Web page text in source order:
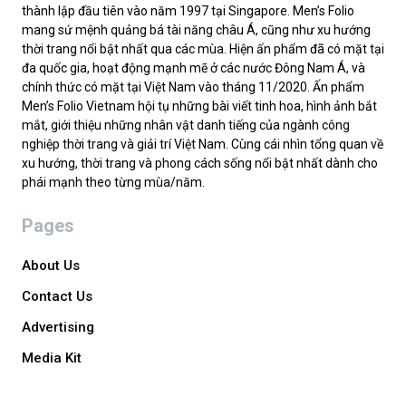
thành lập đầu tiên vào năm 1997 tại Singapore. Men’s Folio
mang sứ mệnh quảng bá tài năng châu Á, cũng như xu hướng
thời trang nổi bật nhất qua các mùa. Hiện ấn phẩm đã có mặt tại
đa quốc gia, hoạt động mạnh mẽ ở các nước Đông Nam Á, và
chính thức có mặt tại Việt Nam vào tháng 11/2020. Ấn phẩm
Men’s Folio Vietnam hội tụ những bài viết tinh hoa, hình ảnh bắt
mắt, giới thiệu những nhân vật danh tiếng của ngành công
nghiệp thời trang và giải trí Việt Nam. Cùng cái nhìn tổng quan về
xu hướng, thời trang và phong cách sống nổi bật nhất dành cho
phái mạnh theo từng mùa/năm.
Pages
About Us
Contact Us
Advertising
Media Kit